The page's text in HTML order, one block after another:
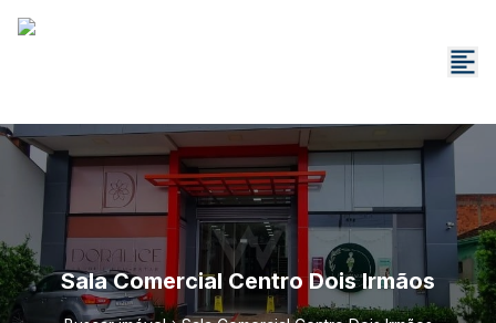
Sala Comercial Centro Dois Irmãos